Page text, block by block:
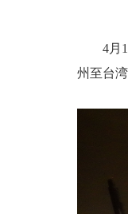
4月18
州至台